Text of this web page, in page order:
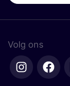
Volg ons